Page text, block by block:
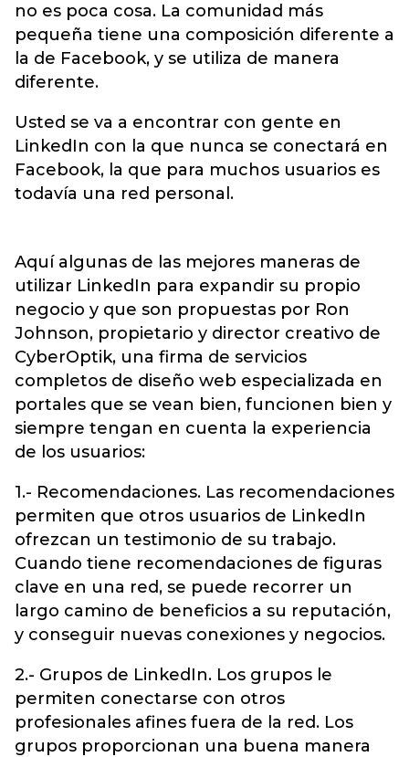
no es poca cosa. La comunidad más
pequeña tiene una composición diferente a
la de Facebook, y se utiliza de manera
diferente.
Usted se va a encontrar con gente en
LinkedIn con la que nunca se conectará en
Facebook, la que para muchos usuarios es
todavía una red personal.
Aquí algunas de las mejores maneras de
utilizar LinkedIn para expandir su propio
negocio y que son propuestas por Ron
Johnson, propietario y director creativo de
CyberOptik, una firma de servicios
completos de diseño web especializada en
portales que se vean bien, funcionen bien y
siempre tengan en cuenta la experiencia
de los usuarios:
1.- Recomendaciones. Las recomendaciones
permiten que otros usuarios de LinkedIn
ofrezcan un testimonio de su trabajo.
Cuando tiene recomendaciones de figuras
clave en una red, se puede recorrer un
largo camino de beneficios a su reputación,
y conseguir nuevas conexiones y negocios.
2.- Grupos de LinkedIn. Los grupos le
permiten conectarse con otros
profesionales afines fuera de la red. Los
grupos proporcionan una buena manera